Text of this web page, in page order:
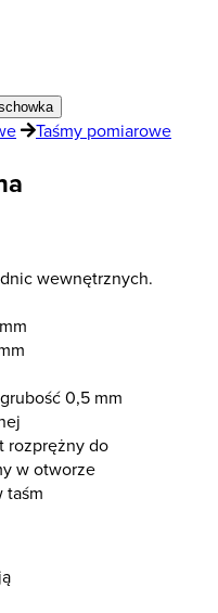
Taśmy pomiarowe
wewnętrznych.
0,5 mm
rozprężny do
w otworze
taśm